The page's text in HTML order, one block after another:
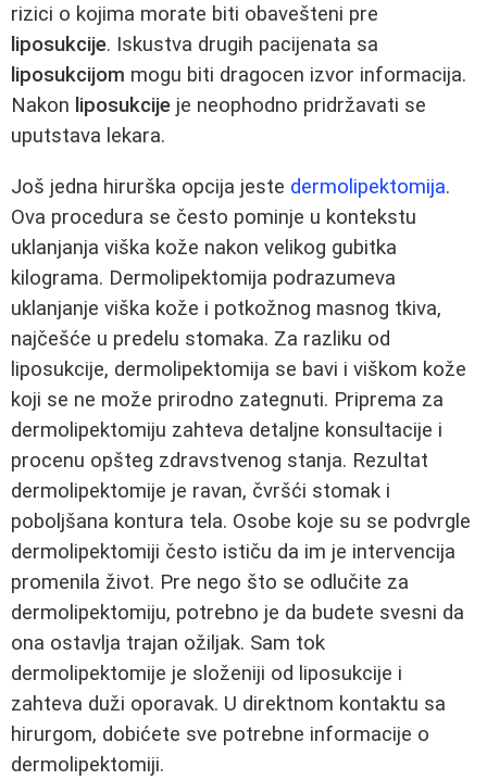
rizici o kojima morate biti obavešteni pre
liposukcije. Iskustva drugih pacijenata sa
liposukcijom mogu biti dragocen izvor informacija.
Nakon liposukcije je neophodno pridržavati se
uputstava lekara.
Još jedna hirurška opcija jeste dermolipektomija.
Ova procedura se često pominje u kontekstu
uklanjanja viška kože nakon velikog gubitka
kilograma. Dermolipektomija podrazumeva
uklanjanje viška kože i potkožnog masnog tkiva,
najčešće u predelu stomaka. Za razliku od
liposukcije, dermolipektomija se bavi i viškom kože
koji se ne može prirodno zategnuti. Priprema za
dermolipektomiju zahteva detaljne konsultacije i
procenu opšteg zdravstvenog stanja. Rezultat
dermolipektomije je ravan, čvršći stomak i
poboljšana kontura tela. Osobe koje su se podvrgle
dermolipektomiji često ističu da im je intervencija
promenila život. Pre nego što se odlučite za
dermolipektomiju, potrebno je da budete svesni da
ona ostavlja trajan ožiljak. Sam tok
dermolipektomije je složeniji od liposukcije i
zahteva duži oporavak. U direktnom kontaktu sa
hirurgom, dobićete sve potrebne informacije o
dermolipektomiji.